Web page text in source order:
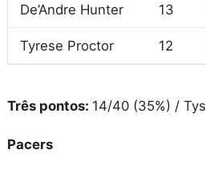
De’Andre Hunter 13
Tyrese Proctor 12
Três pontos: 14/40 (35%) /
Pacers